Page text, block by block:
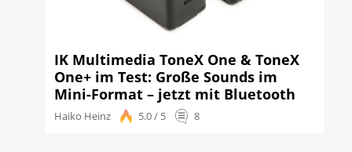
IK Multimedia ToneX One & ToneX
One+ im Test: Große Sounds im
Mini-Format – jetzt mit Bluetooth
Haiko Heinz 5.0 / 5 8